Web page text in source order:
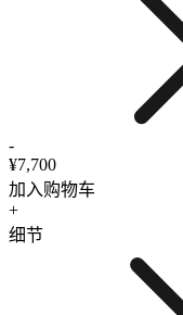
-
¥7,700
加入购物车
+
细节